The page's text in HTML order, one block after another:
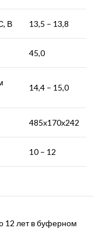
В 13,5 – 13,8
45,0
14,4 – 15,0
485х170х242
10 – 12
12 лет в буферном